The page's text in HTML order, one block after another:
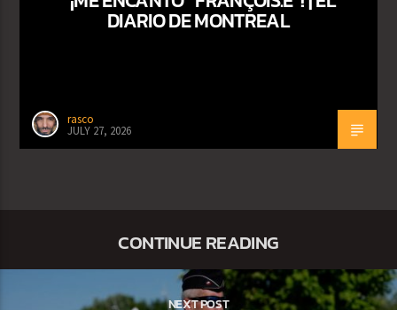
DIARIO DE MONTREAL
rasco
JULY 27, 2026
CONTINUE READING
NEXT POST